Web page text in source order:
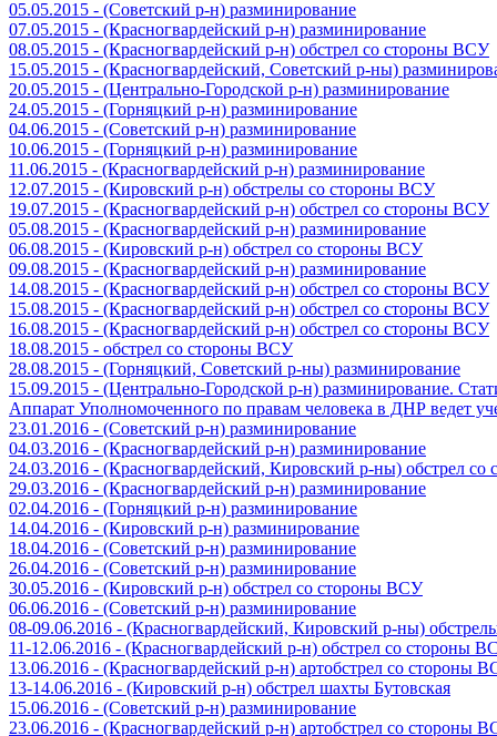
05.05.2015 - (Советский р-н) разминирование
07.05.2015 - (Красногвардейский р-н) разминирование
08.05.2015 - (Красногвардейский р-н) обстрел со стороны ВСУ
15.05.2015 - (Красногвардейский, Советский р-ны)
20.05.2015 - (Центрально-Городской р-н) разминирование
24.05.2015 - (Горняцкий р-н) разминирование
04.06.2015 - (Советский р-н) разминирование
10.06.2015 - (Горняцкий р-н) разминирование
11.06.2015 - (Красногвардейский р-н) разминирование
12.07.2015 - (Кировский р-н) обстрелы со стороны ВСУ
19.07.2015 - (Красногвардейский р-н) обстрел со стороны ВСУ
05.08.2015 - (Красногвардейский р-н) разминирование
06.08.2015 - (Кировский р-н) обстрел со стороны ВСУ
09.08.2015 - (Красногвардейский р-н) разминирование
14.08.2015 - (Красногвардейский р-н) обстрел со стороны ВСУ
15.08.2015 - (Красногвардейский р-н) обстрел со стороны ВСУ
16.08.2015 - (Красногвардейский р-н) обстрел со стороны ВСУ
18.08.2015 - обстрел со стороны ВСУ
28.08.2015 - (Горняцкий, Советский р-ны) разминирование
15.09.2015 - (Центрально-Городской р-н) разминирование.
Аппарат Уполномоченного по правам человека в ДНР ведет
23.01.2016 - (Советский р-н) разминирование
04.03.2016 - (Красногвардейский р-н) разминирование
24.03.2016 - (Красногвардейский, Кировский р-ны) обстрел
29.03.2016 - (Красногвардейский р-н) разминирование
02.04.2016 - (Горняцкий р-н) разминирование
14.04.2016 - (Кировский р-н) разминирование
18.04.2016 - (Советский р-н) разминирование
26.04.2016 - (Советский р-н) разминирование
30.05.2016 - (Кировский р-н) обстрел со стороны ВСУ
06.06.2016 - (Советский р-н) разминирование
08-09.06.2016 - (Красногвардейский, Кировский р-ны)
11-12.06.2016 - (Красногвардейский р-н) обстрел со стороны
13.06.2016 - (Красногвардейский р-н) артобстрел со стороны
13-14.06.2016 - (Кировский р-н) обстрел шахты Бутовская
15.06.2016 - (Советский р-н) разминирование
23.06.2016 - (Красногвардейский р-н) артобстрел со стороны